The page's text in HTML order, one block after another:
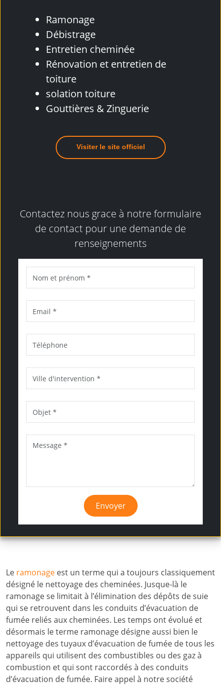
Ramonage
Débistrage
Entretien cheminée
Rénovation et entretien de
toiture
solation toiture
Gouttières & Zinguerie
Visiter le site officiel
Contactez nous grace à notre formulaire
de contact pour une demande de
renseignements
Envoyer
Le ramonage est un terme qui a toujours classiquement
désigné le nettoyage des cheminées. Jusque-là le
ramonage se limitait à l’élimination des dépôts de suie
qui se retrouvent dans les conduits d’évacuation de
fumée reliés aux cheminées. Les temps ont évolué et
désormais le terme ramonage désigne aussi bien le
nettoyage des tuyaux d’évacuation de fumée de tous les
appareils qui utilisent des combustibles ou des gaz à
combustion et qui sont raccordés à des conduits
d’évacuation de fumée. Faire appel à notre société